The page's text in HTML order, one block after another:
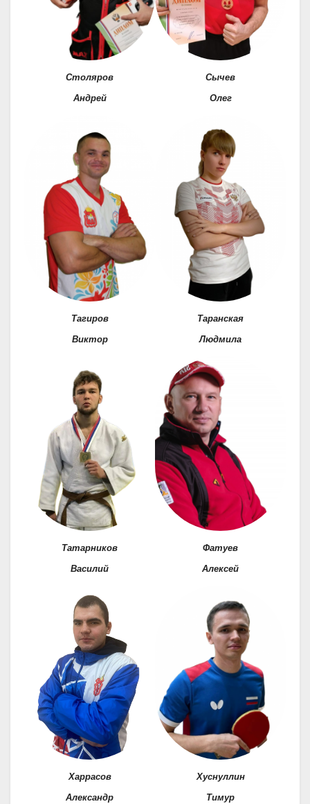
Столяров
Андрей
Сычев
Олег
Тагиров
Виктор
Таранская
Людмила
Татарников
Василий
Фатуев
Алексей
Харрасов
Александр
Хуснуллин
Тимур